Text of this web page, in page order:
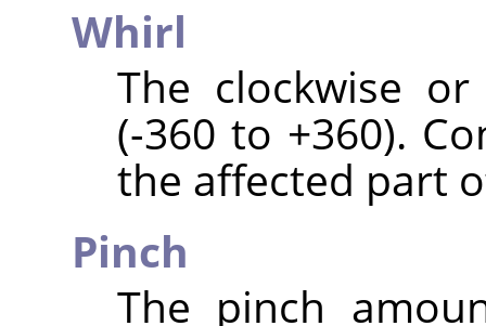
Whirl
The clockwise
(-360 to +360).
the affected part
Pinch
The pinch